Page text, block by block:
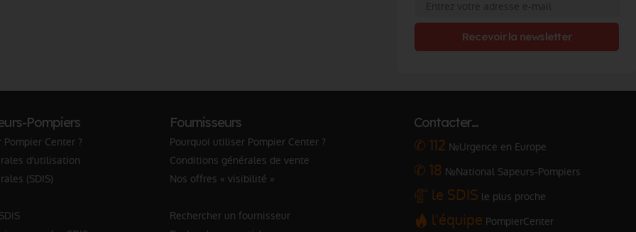
Recevoir la newsletter
Pompiers
Center ?
d'utilisation
(SDIS)
Fournisseurs
Pourquoi utiliser Pompier Center ?
Conditions générales de vente
Nos offres « visibilité »
Rechercher un fournisseur
Contacter…
✆ 112 №Urgence en Europe
✆ 18 №National Sapeurs-Pompiers
le SDIS le plus proche
l'équipe PompierCenter